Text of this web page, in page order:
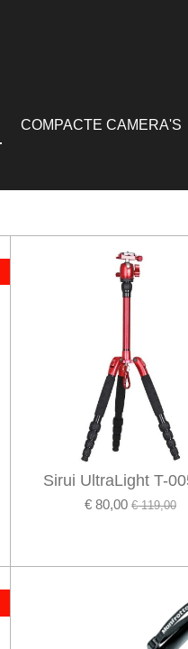
COMPACTE CAMERA'S
Sirui UltraLight T-
€ 80,00 € 119,00